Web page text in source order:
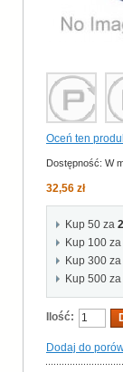
Oceń ten
Dostępność: W
32,56 zł
Kup 50 za
Kup 100 za
Kup 300 za
Kup 500 za
Ilość:
Dodaj do